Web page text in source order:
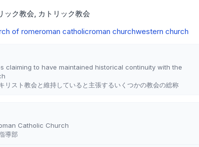
ック教会 カトリック教会
of romeroman catholicroman churchwestern church
claiming to have maintained historical continuity with the
リスト教会と維持していると主張するいくつかの教会の総称
Catholic Church
導部